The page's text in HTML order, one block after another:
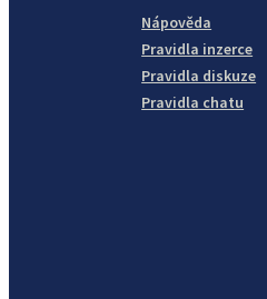
Nápověda
Pravidla inzerce
Pravidla diskuze
Pravidla chatu